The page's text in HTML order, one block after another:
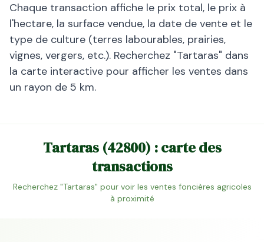
Chaque transaction affiche le prix total, le prix à
l'hectare, la surface vendue, la date de vente et le
type de culture (terres labourables, prairies,
vignes, vergers, etc.). Recherchez "Tartaras" dans
la carte interactive pour afficher les ventes dans
un rayon de 5 km.
Tartaras(42800) : carte des
transactions
Recherchez "Tartaras" pour voir les ventes foncières agricoles
à proximité